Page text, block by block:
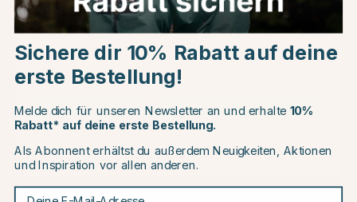
Kundenbewertungen
Andere Produkte, die Ihnen gefallen könnten
Choose country
EU
CHANGE COUNTRY
Continue to equinest.de
Sichere dir 10% Rabatt auf deine
erste Bestellung!
Melde dich für unseren Newsletter an und erhalte 10%
Rabatt* auf deine erste Bestellung.
Als Abonnent erhältst du außerdem Neuigkeiten, Aktionen
und Inspiration vor allen anderen.
Deine E-Mail-Adresse